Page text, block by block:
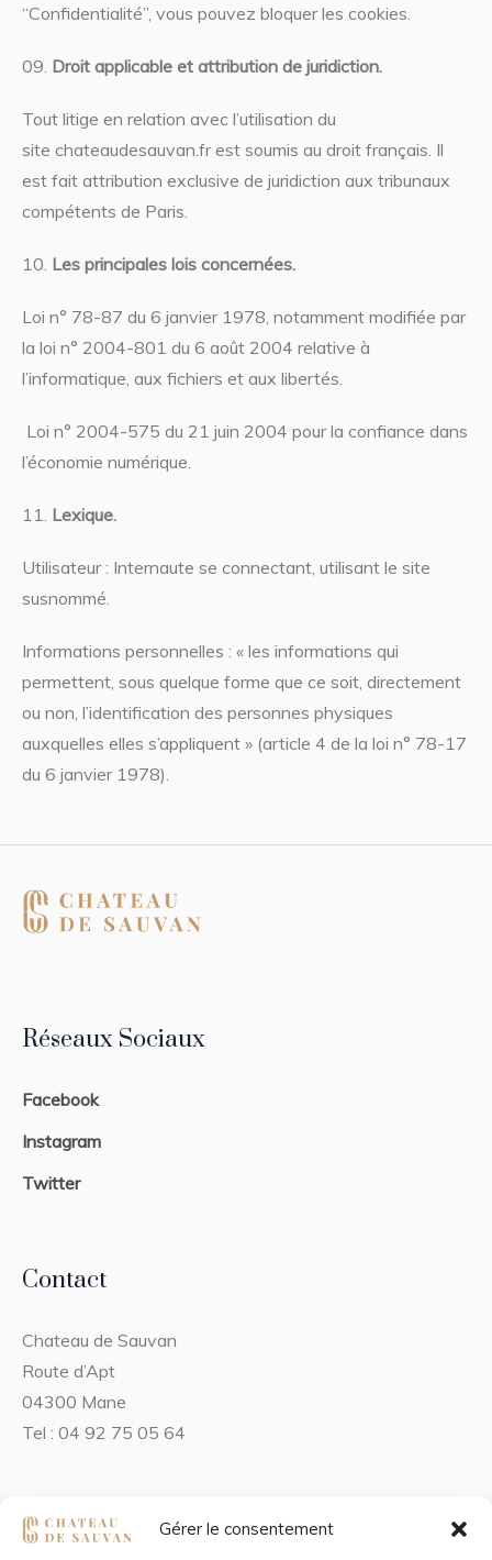
Gérer le consentement
“Confidentialité”, vous pouvez bloquer les cookies.
Droit applicable et attribution de juridiction.
Tout litige en relation avec l’utilisation du
site chateaudesauvan.fr est soumis au droit français. Il
est fait attribution exclusive de juridiction aux tribunaux
compétents de Paris.
Les principales lois concernées.
Loi n° 78-87 du 6 janvier 1978, notamment modifiée par
la loi n° 2004-801 du 6 août 2004 relative à
l’informatique, aux fichiers et aux libertés.
Loi n° 2004-575 du 21 juin 2004 pour la confiance dans
l’économie numérique.
Lexique.
Utilisateur : Internaute se connectant, utilisant le site
susnommé.
Informations personnelles : « les informations qui
permettent, sous quelque forme que ce soit, directement
ou non, l’identification des personnes physiques
auxquelles elles s’appliquent » (article 4 de la loi n° 78-17
du 6 janvier 1978).
Réseaux Sociaux
Facebook
Instagram
Twitter
Contact
Chateau de Sauvan
Route d’Apt
04300 Mane
Tel : 04 92 75 05 64
Horaires